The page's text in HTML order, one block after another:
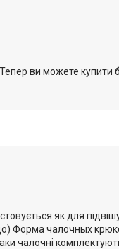
Тепер ви можете
як для
Форма чалочных
чалочні